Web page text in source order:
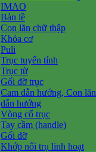
IMAO
Bản lề
Con lăn chữ thập
Khóa cơ
Puli
Trục tuyến tính
Trục từ
Gối đỡ trục
Cam dẫn hướng, Con lăn
dẫn hướng
Vòng cổ trục
Tay cầm (handle)
Gối đỡ
Khớp nối trụ linh hoạt